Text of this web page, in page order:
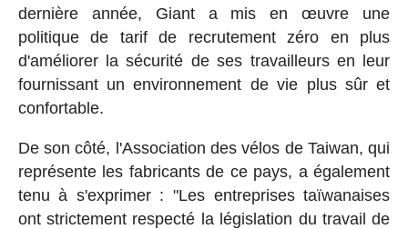
dernière année, Giant a mis en œuvre une
politique de tarif de recrutement zéro en plus
d'améliorer la sécurité de ses travailleurs en leur
fournissant un environnement de vie plus sûr et
confortable.
De son côté, l'Association des vélos de Taiwan, qui
représente les fabricants de ce pays, a également
tenu à s'exprimer : "Les entreprises taïwanaises
ont strictement respecté la législation du travail de